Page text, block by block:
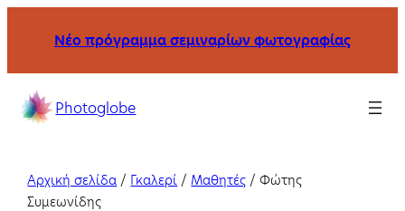
περιεχόμενο
Νέο πρόγραμμα σεμιναρίων φωτογραφίας
Photoglobe
φωτογραφίας
σεμινάρια
και
Αρχική σελίδα / Γκαλερί /Μαθητές /Φώτης
Συμεωνίδης